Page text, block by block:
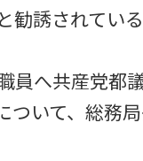
勧誘されてい
員へ共産党都
ついて、総務